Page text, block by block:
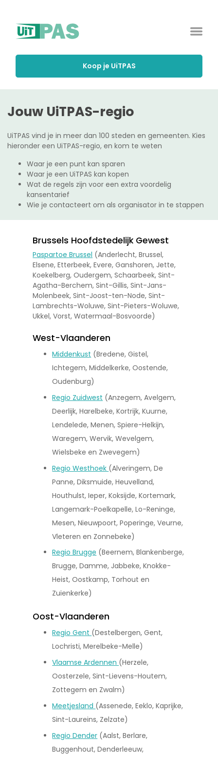
Koop je UiTPAS
Jouw UiTPAS-regio
UiTPAS vind je in meer dan 100 steden en gemeenten. Kies
hieronder een UiTPAS-regio, en kom te weten
Waar je een punt kan sparen
Waar je een UiTPAS kan kopen
Wat de regels zijn voor een extra voordelig
kansentarief
Wie je contacteert om als organisator in te stappen
Brussels Hoofdstedelijk Gewest
Paspartoe Brussel (Anderlecht, Brussel,
Elsene, Etterbeek, Evere, Ganshoren, Jette,
Koekelberg, Oudergem, Schaarbeek, Sint-
Agatha-Berchem, Sint-Gillis, Sint-Jans-
Molenbeek, Sint-Joost-ten-Node, Sint-
Lambrechts-Woluwe, Sint-Pieters-Woluwe,
Ukkel, Vorst, Watermaal-Bosvoorde)
West-Vlaanderen
Middenkust (Bredene, Gistel,
Ichtegem, Middelkerke, Oostende,
Oudenburg)
Regio Zuidwest (Anzegem, Avelgem,
Deerlijk, Harelbeke, Kortrijk, Kuurne,
Lendelede, Menen, Spiere-Helkijn,
Waregem, Wervik, Wevelgem,
Wielsbeke en Zwevegem)
Regio Westhoek (Alveringem, De
Panne, Diksmuide, Heuvelland,
Houthulst, Ieper, Koksijde, Kortemark,
Langemark-Poelkapelle, Lo-Reninge,
Mesen, Nieuwpoort, Poperinge, Veurne,
Vleteren en Zonnebeke)
Regio Brugge (Beernem, Blankenberge,
Brugge, Damme, Jabbeke, Knokke-
Heist, Oostkamp, Torhout en
Zuienkerke)
Oost-Vlaanderen
Regio Gent (Destelbergen, Gent,
Lochristi, Merelbeke-Melle)
Vlaamse Ardennen (Herzele,
Oosterzele, Sint-Lievens-Houtem,
Zottegem en Zwalm)
Meetjesland (Assenede, Eeklo, Kaprijke,
Sint-Laureins, Zelzate)
Regio Dender (Aalst, Berlare,
Buggenhout, Denderleeuw,